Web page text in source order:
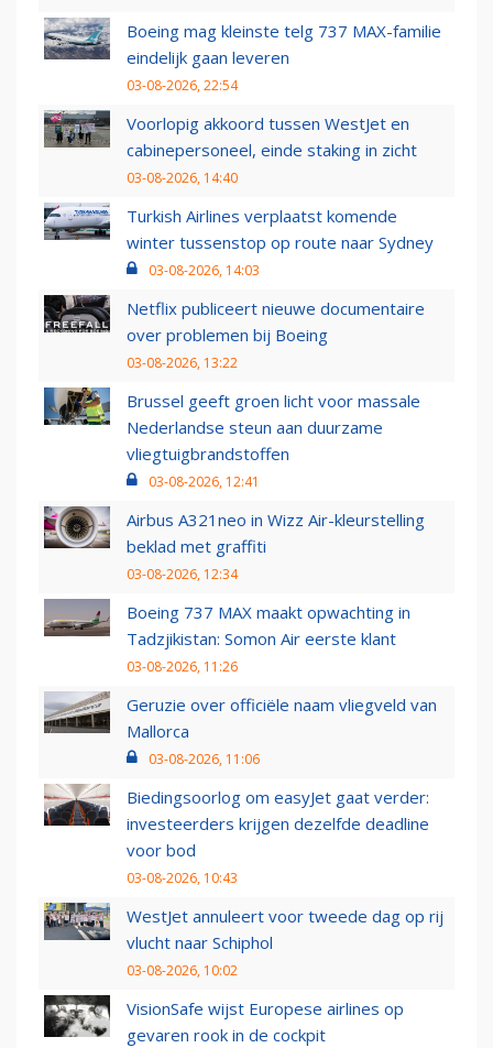
Boeing mag kleinste telg 737 MAX-familie
eindelijk gaan leveren
03-08-2026, 22:54
Voorlopig akkoord tussen WestJet en
cabinepersoneel, einde staking in zicht
03-08-2026, 14:40
Turkish Airlines verplaatst komende
winter tussenstop op route naar Sydney
03-08-2026, 14:03
Netflix publiceert nieuwe documentaire
over problemen bij Boeing
03-08-2026, 13:22
Brussel geeft groen licht voor massale
Nederlandse steun aan duurzame
vliegtuigbrandstoffen
03-08-2026, 12:41
Airbus A321neo in Wizz Air-kleurstelling
beklad met graffiti
03-08-2026, 12:34
Boeing 737 MAX maakt opwachting in
Tadzjikistan: Somon Air eerste klant
03-08-2026, 11:26
Geruzie over officiële naam vliegveld van
Mallorca
03-08-2026, 11:06
Biedingsoorlog om easyJet gaat verder:
investeerders krijgen dezelfde deadline
voor bod
03-08-2026, 10:43
WestJet annuleert voor tweede dag op rij
vlucht naar Schiphol
03-08-2026, 10:02
VisionSafe wijst Europese airlines op
gevaren rook in de cockpit